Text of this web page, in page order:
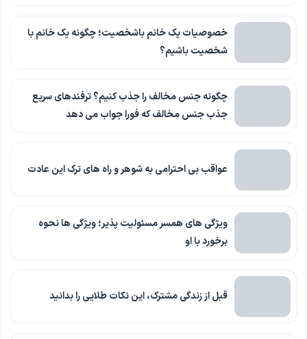
خصوصیات یک خانم باشخصیت؛ چگونه یک خانم با
شخصیت باشیم؟
چگونه جنس مخالف را جذب کنیم؟ ترفندهای سریع
جذب جنس مخالف که فورا جواب می دهد
عواقب بی احترامی به شوهر و راه های ترک این عادت
ویژگی های همسر مسئولیت پذیر؛ ویژگی ها نحوه
برخورد با او
قبل از زندگی مشترک، این نکات طلایی را بدانید